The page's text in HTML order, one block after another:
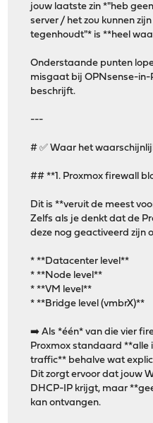
jouw laatste zin *"heb
server / het zou kunnen
tegenhoudt"* is **heel
Onderstaande punten
misgaat bij OPNsense-in-
beschrijft.
---
# ✅ Waar het
## **1. Proxmox firewall
Dit is **veruit de meest
Zelfs als je denkt dat de
deze nog geactiveerd zijn
* **Datacenter level**
* **Node level**
* **VM level**
* **Bridge level (vmbrX)**
➡️ Als *één* van die vier
Proxmox standaard
traffic** behalve wat
Dit zorgt ervoor dat jouw
DHCP-IP krijgt, maar
kan ontvangen.